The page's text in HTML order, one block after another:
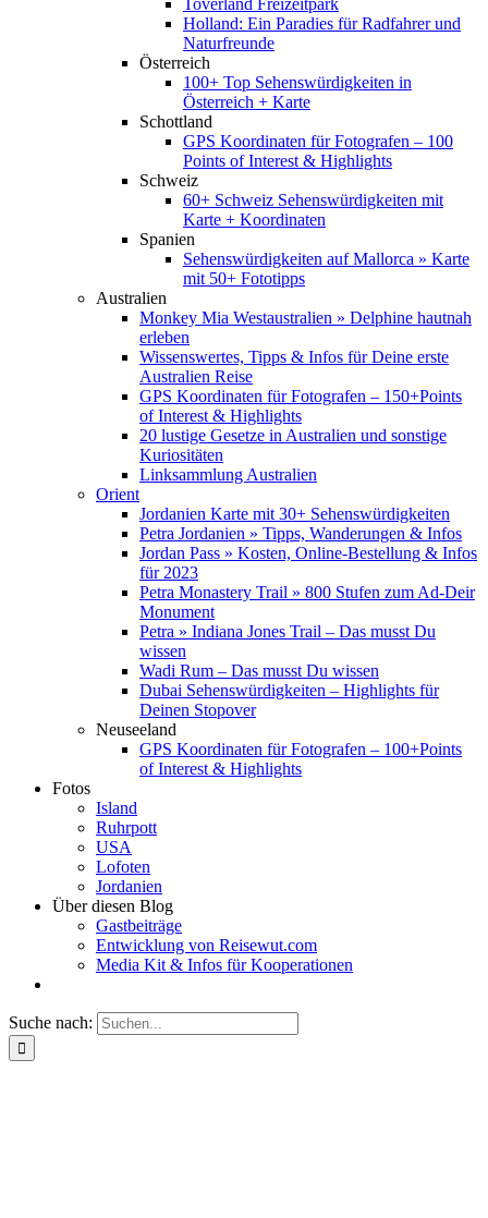
Toverland Freizeitpark
Holland: Ein Paradies für Radfahrer und
Naturfreunde
Österreich
100+ Top Sehenswürdigkeiten in
Österreich + Karte
Schottland
GPS Koordinaten für Fotografen – 100
Points of Interest & Highlights
Schweiz
60+ Schweiz Sehenswürdigkeiten mit
Karte + Koordinaten
Spanien
Sehenswürdigkeiten auf Mallorca » Karte
mit 50+ Fototipps
Australien
Monkey Mia Westaustralien » Delphine hautnah
erleben
Wissenswertes, Tipps & Infos für Deine erste
Australien Reise
GPS Koordinaten für Fotografen – 150+Points
of Interest & Highlights
20 lustige Gesetze in Australien und sonstige
Kuriositäten
Linksammlung Australien
Orient
Jordanien Karte mit 30+ Sehenswürdigkeiten
Petra Jordanien » Tipps, Wanderungen & Infos
Jordan Pass » Kosten, Online-Bestellung & Infos
für 2023
Petra Monastery Trail » 800 Stufen zum Ad-Deir
Monument
Petra » Indiana Jones Trail – Das musst Du
wissen
Wadi Rum – Das musst Du wissen
Dubai Sehenswürdigkeiten – Highlights für
Deinen Stopover
Neuseeland
GPS Koordinaten für Fotografen – 100+Points
of Interest & Highlights
Fotos
Island
Ruhrpott
USA
Lofoten
Jordanien
Über diesen Blog
Gastbeiträge
Entwicklung von Reisewut.com
Media Kit & Infos für Kooperationen
Suche nach: